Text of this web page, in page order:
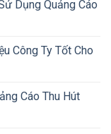
Dụng Quảng Cáo
Công Ty Tốt Cho
Cáo Thu Hút